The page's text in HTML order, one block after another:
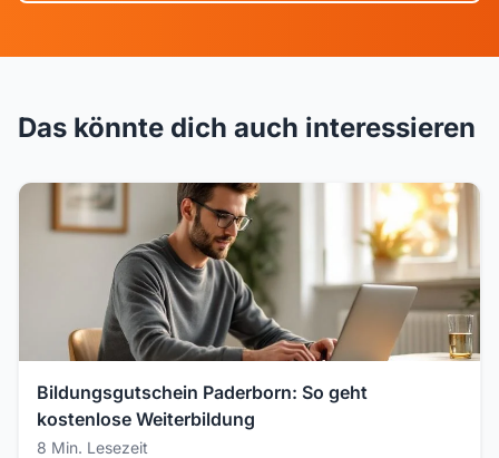
Das könnte dich auch interessieren
Bildungsgutschein Paderborn: So geht
kostenlose Weiterbildung
8 Min. Lesezeit